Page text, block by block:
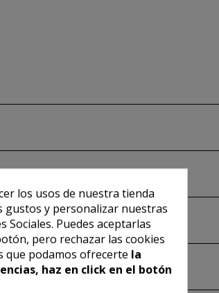
los usos de nuestra tienda
gustos y personalizar nuestras
Sociales. Puedes aceptarlas
pero rechazar las cookies
que podamos ofrecerte la
haz en click en el botón